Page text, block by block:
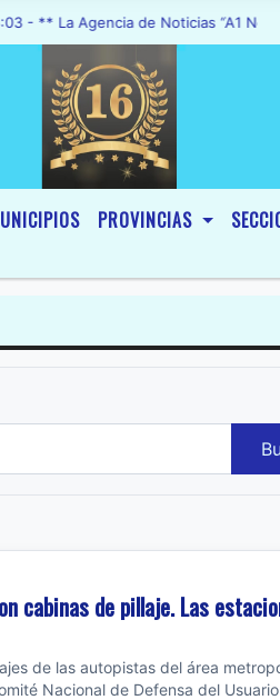
Agencia de Noticias “A1 Noticias”,
PROVINCIAS
cabinas de pillaje. Las
de las autopistas del área
Nacional de Defensa del Usuario